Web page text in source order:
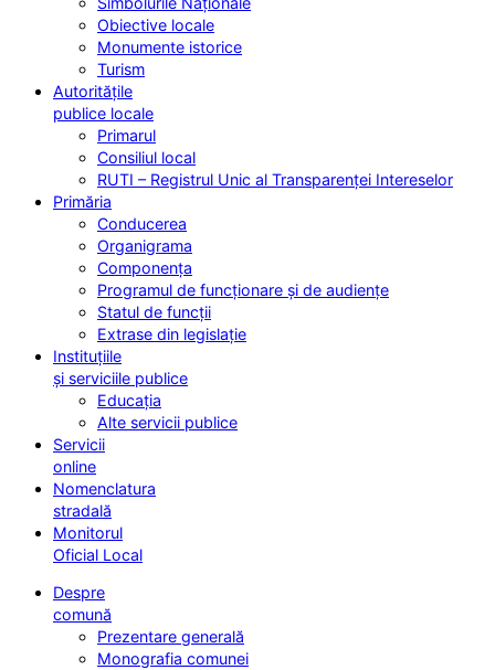
Obiective locale
Monumente istorice
Turism
Autoritățile
publice locale
Primarul
Consiliul local
RUTI – Registrul Unic al Transparenței Intereselor
Primăria
Conducerea
Organigrama
Componența
Programul de funcționare și de audiențe
Statul de funcții
Extrase din legislație
Instituțiile
și serviciile publice
Educația
Alte servicii publice
Servicii
online
Nomenclatura
stradală
Monitorul
Oficial Local
Despre
comună
Prezentare generală
Monografia comunei